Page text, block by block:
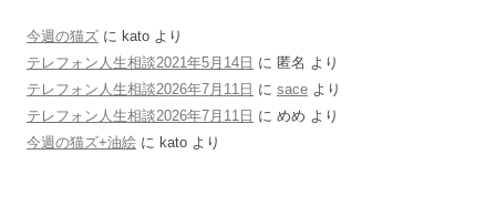
今週の猫ズ に kato より
テレフォン人生相談2021年5月14日 に 匿名 より
テレフォン人生相談2026年7月11日 に sace より
テレフォン人生相談2026年7月11日 に めめ より
今週の猫ズ+油絵 に kato より